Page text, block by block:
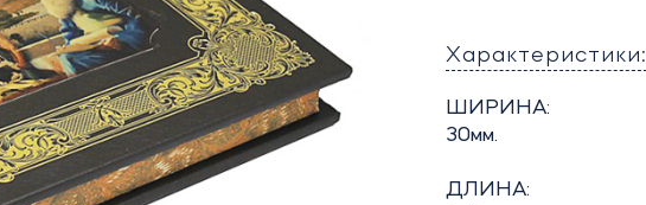
Характеристики:
ШИРИНА:
30мм.
ДЛИНА: